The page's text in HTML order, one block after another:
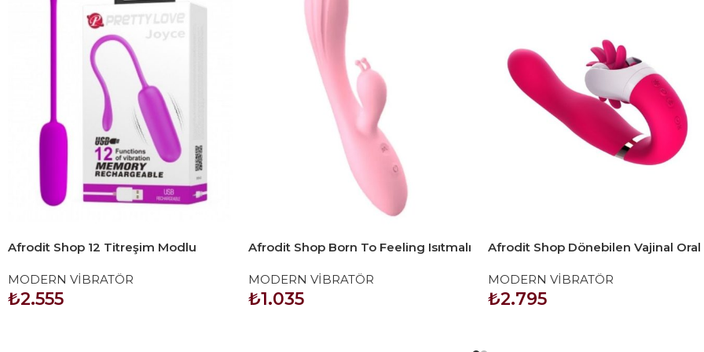
Afrodit Shop 12 Titreşim Modlu
MODERN VİBRATÖR
₺2.555
Afrodit Shop Born To Feeling Isıtmalı
MODERN VİBRATÖR
₺1.035
Afrodit Shop Dönebilen Vajinal Oral
MODERN VİBRATÖR
₺2.795